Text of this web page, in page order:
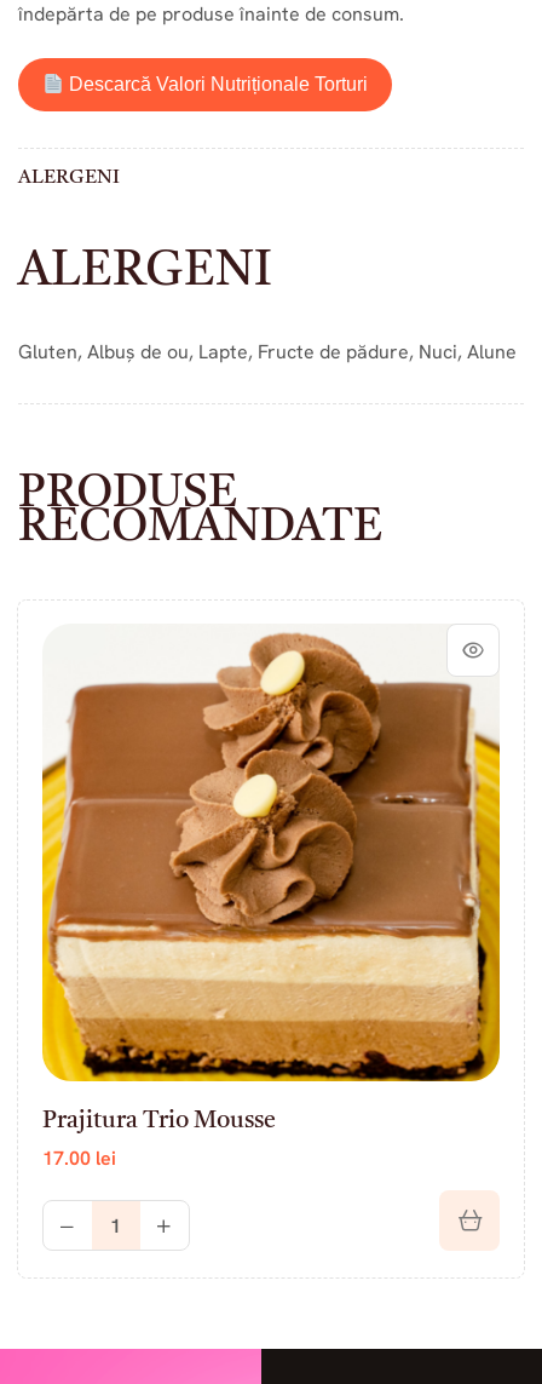
îndepărta de pe produse înainte de consum.
Descarcă Valori Nutriționale Torturi
ALERGENI
ALERGENI
Gluten, Albuș de ou, Lapte, Fructe de pădure, Nuci, Alune
PRODUSE
RECOMANDATE
Prajitura Trio Mousse
17.00 lei